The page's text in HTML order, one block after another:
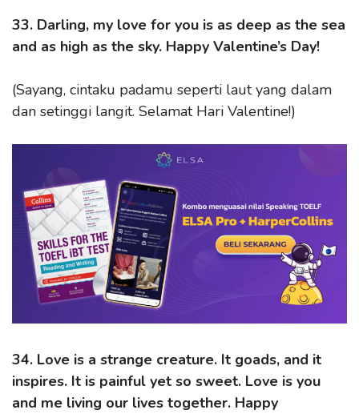
33. Darling, my love for you is as deep as the sea
and as high as the sky. Happy Valentine’s Day!
(Sayang, cintaku padamu seperti laut yang dalam
dan setinggi langit. Selamat Hari Valentine!)
34. Love is a strange creature. It goads, and it
inspires. It is painful yet so sweet. Love is you
and me living our lives together. Happy